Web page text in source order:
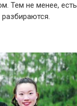
Тем не менее,